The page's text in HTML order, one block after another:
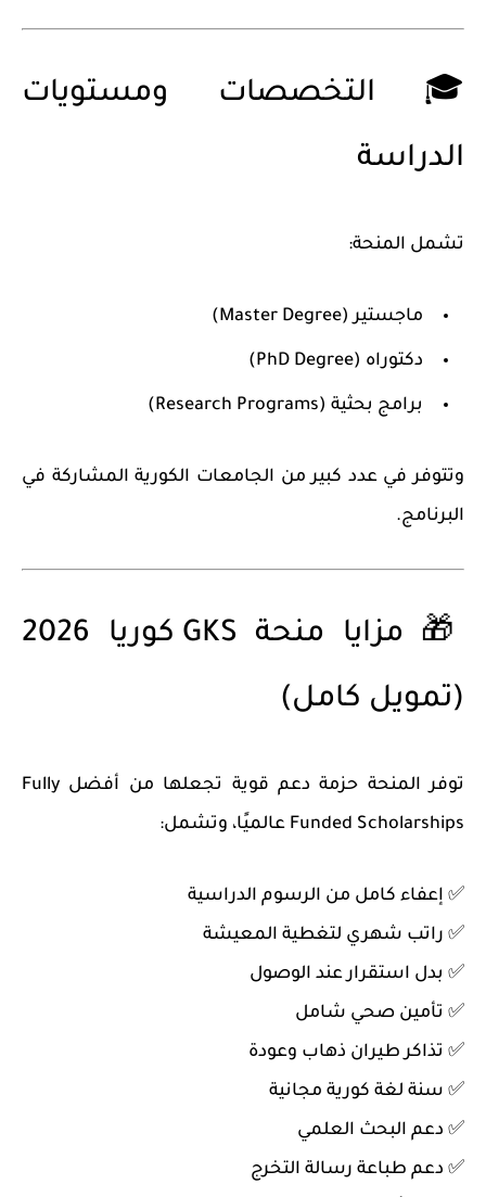
🎓 التخصصات ومستويات
الدراسة
تشمل المنحة:
ماجستير (Master Degree)
دكتوراه (PhD Degree)
برامج بحثية (Research Programs)
وتتوفر في عدد كبير من الجامعات الكورية المشاركة في
البرنامج.
🎁 مزايا منحة GKS كوريا 2026
(تمويل كامل)
توفر المنحة حزمة دعم قوية تجعلها من أفضل Fully
Funded Scholarships عالميًا، وتشمل:
✅ إعفاء كامل من الرسوم الدراسية
✅ راتب شهري لتغطية المعيشة
✅ بدل استقرار عند الوصول
✅ تأمين صحي شامل
✅ تذاكر طيران ذهاب وعودة
✅ سنة لغة كورية مجانية
✅ دعم البحث العلمي
✅ دعم طباعة رسالة التخرج